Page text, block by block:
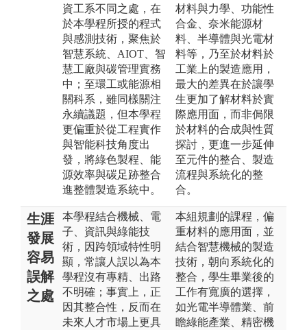
資工系不同之處，在
於本學程所授的程式
與感測技術，聚焦於
智慧系統、AIOT、智
慧工廠與碳管理實務
中；至環工或能源相
關科系，雖同樣關注
永續議題，但本學程
更偏重於從工程實作
與智能科技角度出
發，將綠色製程、能
源效率與碳足跡整合
進整體製造系統中。
材料與力學、功能性
合金、奈米能源材
料、半導體與光電材
料等，乃至於材料於
工業上的製造應用，
最大的差異在於讓學
生更加了解材料於實
際應用面，而非侷限
於材料的合成與性質
探討，更進一步延伸
至元件的整合、製造
流程與系統化的整
合。
生涯
發展
容易
誤解
之處
本學程結合機械、電
子、資訊與綠能技
術，因跨領域特性明
顯，常讓人誤以為本
學程沒有專精、出路
不明確；事實上，正
因其整合性，反而在
未來人才市場上更具
本組規劃的課程，偏
重材料的應用面，並
結合智慧機械的製造
技術，朝向系統化的
整合，學生畢業後的
工作有寬廣的選擇，
如光電半導體業、前
瞻綠能產業、精密機